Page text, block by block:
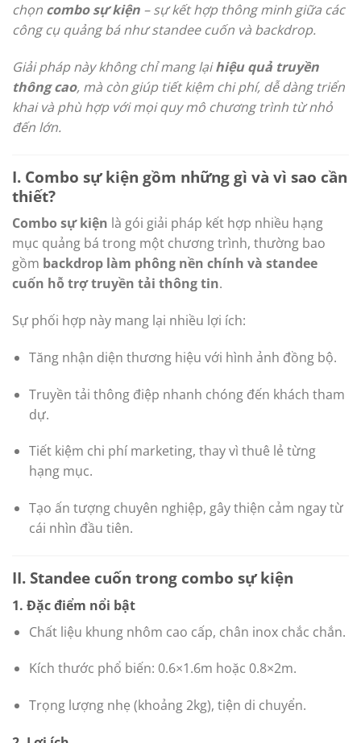
chọn combo sự kiện – sự kết hợp thông minh giữa các
công cụ quảng bá như standee cuốn và backdrop.
Giải pháp này không chỉ mang lạihiệu quả truyền
thông cao, mà còn giúp tiết kiệm chi phí, dễ dàng triển
khai và phù hợp với mọi quy mô chương trình từ nhỏ
đến lớn.
I. Combo sự kiện gồm những gì và vì sao cần
thiết?
Combo sự kiện là gói giải pháp kết hợp nhiều hạng
mục quảng bá trong một chương trình, thường bao
gồm backdrop làm phông nền chính và standee
cuốn hỗ trợ truyền tải thông tin.
Sự phối hợp này mang lại nhiều lợi ích:
Tăng nhận diện thương hiệu với hình ảnh đồng bộ.
Truyền tải thông điệp nhanh chóng đến khách tham
dự.
Tiết kiệm chi phí marketing, thay vì thuê lẻ từng
hạng mục.
Tạo ấn tượng chuyên nghiệp, gây thiện cảm ngay từ
cái nhìn đầu tiên.
II. Standee cuốn trong combo sự kiện
1. Đặc điểm nổi bật
Chất liệu khung nhôm cao cấp, chân inox chắc chắn.
Kích thước phổ biến: 0.6×1.6m hoặc 0.8×2m.
Trọng lượng nhẹ (khoảng 2kg), tiện di chuyển.